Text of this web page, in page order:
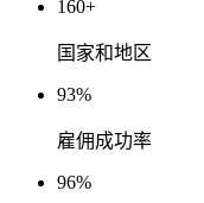
160+
国家和地区
93%
雇佣成功率
96%